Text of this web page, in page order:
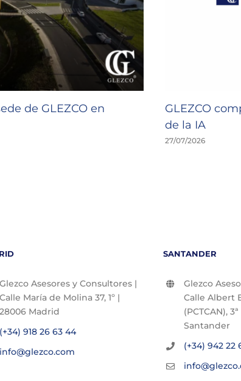
de GLEZCO en
GLEZCO
de la IA
27/07/2026
Glezco Asesores y Consultores |
Calle María de Molina 37, 1º |
28006 Madrid
(+34) 918 26 63 44
info@glezco.com
SANTANDER
Glezco
Calle Albert
(PCTCAN),
Santander
(+34) 942 22